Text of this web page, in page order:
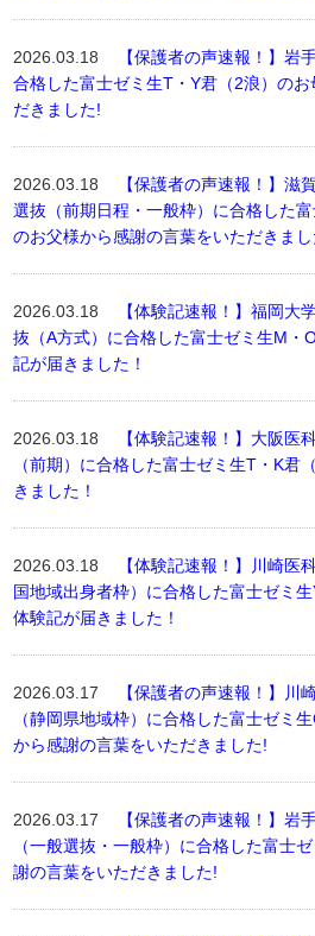
2026.03.18
【保護者の声速報！】岩
合格した富士ゼミ生T・Y君（2浪）の
だきました!
2026.03.18
【保護者の声速報！】滋
選抜（前期日程・一般枠）に合格した富
のお父様から感謝の言葉をいただきまし
2026.03.18
【体験記速報！】福岡大
抜（A方式）に合格した富士ゼミ生M・
記が届きました！
2026.03.18
【体験記速報！】大阪医
（前期）に合格した富士ゼミ生T・K君
きました！
2026.03.18
【体験記速報！】川崎医
国地域出身者枠）に合格した富士ゼミ
体験記が届きました！
2026.03.17
【保護者の声速報！】川
（静岡県地域枠）に合格した富士ゼミ
から感謝の言葉をいただきました!
2026.03.17
【保護者の声速報！】岩
（一般選抜・一般枠）に合格した富士
謝の言葉をいただきました!